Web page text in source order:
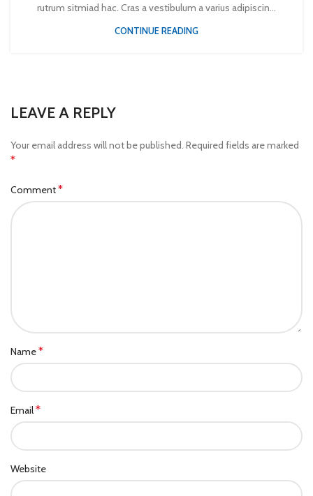
rutrum sitmiad hac. Cras a vestibulum a varius adipiscin...
CONTINUE READING
LEAVE A REPLY
Your email address will not be published. Required fields are marked
*
Comment*
Name*
Email*
Website